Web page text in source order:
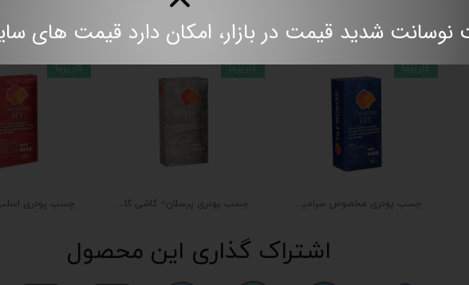
کاریزما
چسب پودری پرسلان+ کاشی کاریزما (۲۰ کیلویی)
کاریزما
چسب پودری مخصوص سرامیک کاشی کاریزما (۲۰ کیلویی)
کاریزما
محصولات مرتبط
اشتراک گذاری این محصول
نوسانت شدید قیمت در بازار، امکان دارد قیمت های